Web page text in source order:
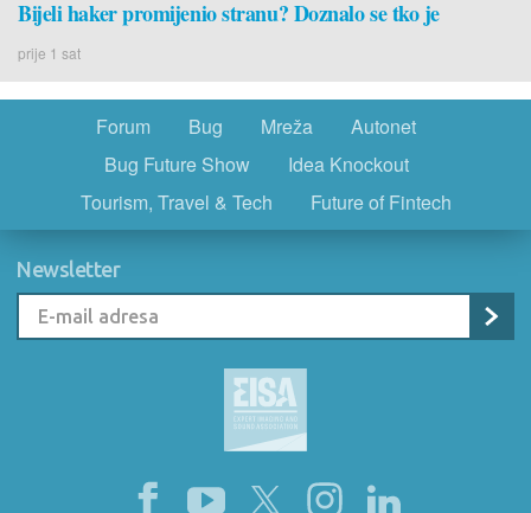
Bijeli haker promijenio stranu? Doznalo se tko je
prije 1 sat
Forum Bug Mreža
Autonet
Bug Future Show
Idea Knockout
Tourism, Travel & Tech
Future of Fintech
Newsletter